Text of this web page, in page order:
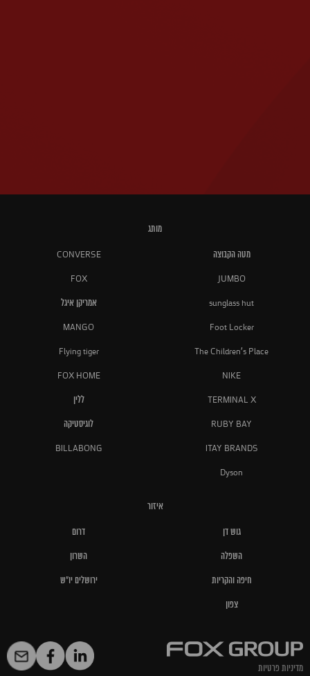
מותג
מטה הקבוצה CONVERSE
JUMBO
FOX
sunglass hut אמריקן איגל
Foot Locker
MANGO
The Children's Place
Flying tiger
NIKE
FOX HOME
TERMINAL X ללין
RUBY BAY לוגיסטיקה
ITAY BRANDS
BILLABONG
Dyson
איזור
גוש דן דרום
השפלה השרון
חיפה והקריות ירושלים יו"ש
צפון
מדיניות פרטיות